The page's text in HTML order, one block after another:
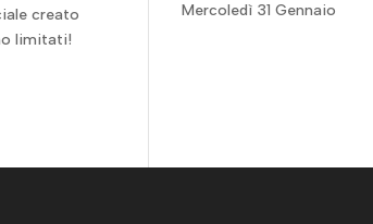
creato
limitati!
Mercoledì 31 Gennaio